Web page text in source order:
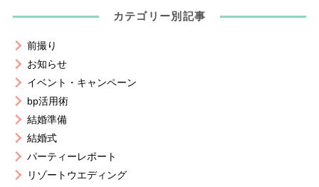
カテゴリー別記事
前撮り
お知らせ
イベント・キャンペーン
bp活用術
結婚準備
結婚式
パーティーレポート
リゾートウエディング